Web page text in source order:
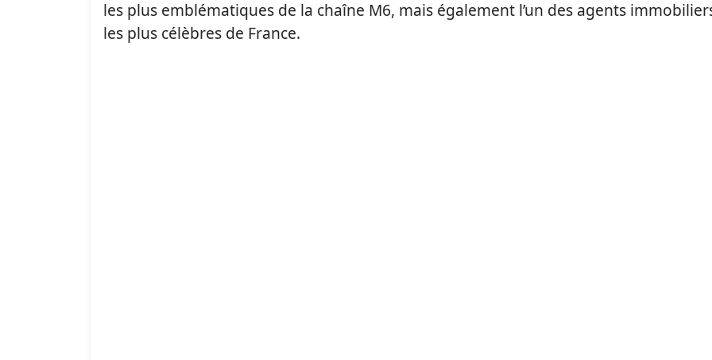
les plus emblématiques de la chaîne M6, mais également l’un des agents
les plus célèbres de France.